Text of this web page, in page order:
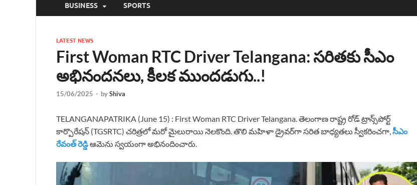
BUSINESS SPORTS
LATEST NEWS
First Woman RTC Driver Telangana: సరితకు సీఎం
అభినందనలు, కీలక ముందడుగు..!
15/06/2025 - byShiva
TELANGANAPATRIKA (June 15) : First Woman RTC Driver Telangana. తెలంగాణ రాష్ట్ర రోడ్ ట్రాన్స్‌పోర్ట్
కార్పొరేషన్ (TGSRTC) చరిత్రలో మరో మైలురాయి నెలకొంది. తొలి మహిళా డ్రైవర్‌గా సరిత బాధ్యతలు స్వీకరించగా, సీఎం
రేవంత్ రెడ్డిఆమెను స్వయంగా అభినందించారు.